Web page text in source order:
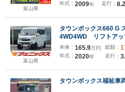
富山県
年式： 2009年
走行： 8.2
富山県
タウンボックス660 G
4WD4WD リフトア
ー マッドクロス15イ
両側パワスラ オート
Bluetooth バックカ
本体： 165.9万円
年式： 2020年
総額：
走行：
タウンボックス福祉